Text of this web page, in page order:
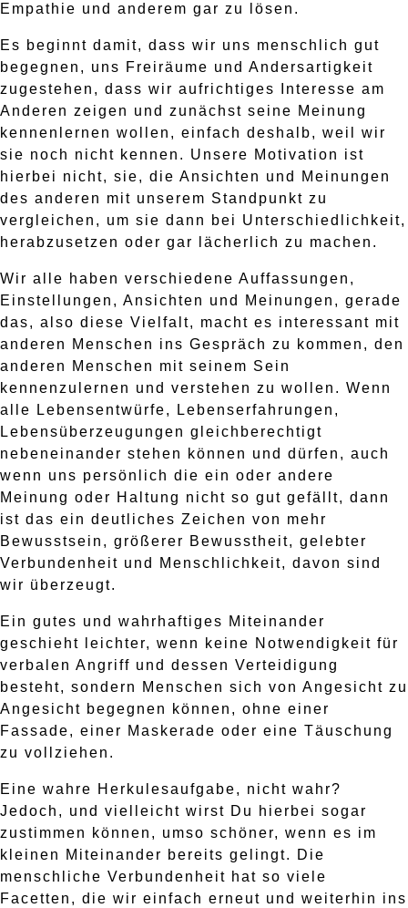
Empathie und anderem gar zu lösen.
Es beginnt damit, dass wir uns menschlich gut
begegnen, uns Freiräume und Andersartigkeit
zugestehen, dass wir aufrichtiges Interesse am
Anderen zeigen und zunächst seine Meinung
kennenlernen wollen, einfach deshalb, weil wir
sie noch nicht kennen. Unsere Motivation ist
hierbei nicht, sie, die Ansichten und Meinungen
des anderen mit unserem Standpunkt zu
vergleichen, um sie dann bei Unterschiedlichkeit,
herabzusetzen oder gar lächerlich zu machen.
Wir alle haben verschiedene Auffassungen,
Einstellungen, Ansichten und Meinungen, gerade
das, also diese Vielfalt, macht es interessant mit
anderen Menschen ins Gespräch zu kommen, den
anderen Menschen mit seinem Sein
kennenzulernen und verstehen zu wollen. Wenn
alle Lebensentwürfe, Lebenserfahrungen,
Lebensüberzeugungen gleichberechtigt
nebeneinander stehen können und dürfen, auch
wenn uns persönlich die ein oder andere
Meinung oder Haltung nicht so gut gefällt, dann
ist das ein deutliches Zeichen von mehr
Bewusstsein, größerer Bewusstheit, gelebter
Verbundenheit und Menschlichkeit, davon sind
wir überzeugt.
Ein gutes und wahrhaftiges Miteinander
geschieht leichter, wenn keine Notwendigkeit für
verbalen Angriff und dessen Verteidigung
besteht, sondern Menschen sich von Angesicht zu
Angesicht begegnen können, ohne einer
Fassade, einer Maskerade oder eine Täuschung
zu vollziehen.
Eine wahre Herkulesaufgabe, nicht wahr?
Jedoch, und vielleicht wirst Du hierbei sogar
zustimmen können, umso schöner, wenn es im
kleinen Miteinander bereits gelingt. Die
menschliche Verbundenheit hat so viele
Facetten, die wir einfach erneut und weiterhin ins